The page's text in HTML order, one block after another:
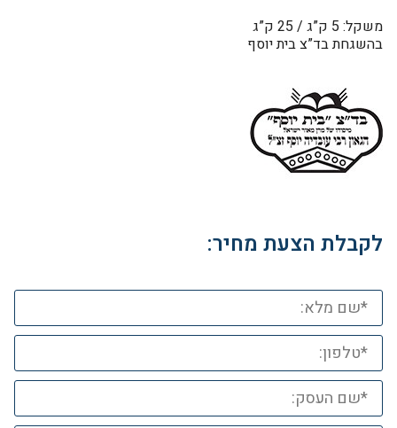
משקל: 5 ק”ג / 25 ק”ג
בהשגחת בד”צ בית יוסף
לקבלת הצעת מחיר: